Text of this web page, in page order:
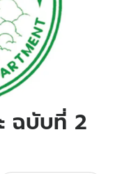
ฉบับที่ 2